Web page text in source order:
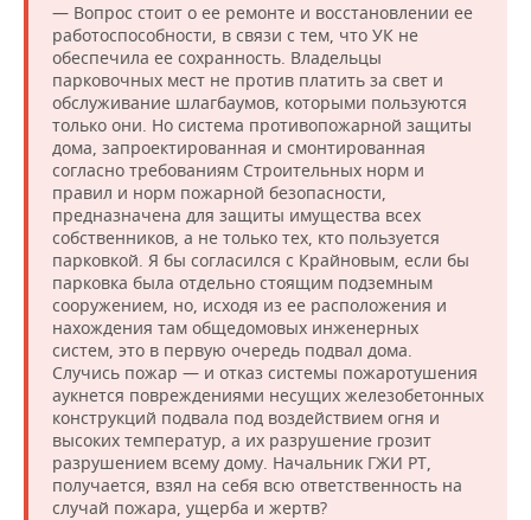
— Вопрос стоит о ее ремонте и восстановлении ее
работоспособности, в связи с тем, что УК не
обеспечила ее сохранность. Владельцы
парковочных мест не против платить за свет и
обслуживание шлагбаумов, которыми пользуются
только они. Но система противопожарной защиты
дома, запроектированная и смонтированная
согласно требованиям Строительных норм и
правил и норм пожарной безопасности,
предназначена для защиты имущества всех
собственников, а не только тех, кто пользуется
парковкой. Я бы согласился с Крайновым, если бы
парковка была отдельно стоящим подземным
сооружением, но, исходя из ее расположения и
нахождения там общедомовых инженерных
систем, это в первую очередь подвал дома.
Случись пожар — и отказ системы пожаротушения
аукнется повреждениями несущих железобетонных
конструкций подвала под воздействием огня и
высоких температур, а их разрушение грозит
разрушением всему дому. Начальник ГЖИ РТ,
получается, взял на себя всю ответственность на
случай пожара, ущерба и жертв?